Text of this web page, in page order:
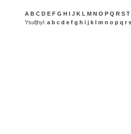
A B C D E F G H I J K L M N O P Q R S T
Ysufjhyl: a b c d e f g h i j k l m n o p q r s